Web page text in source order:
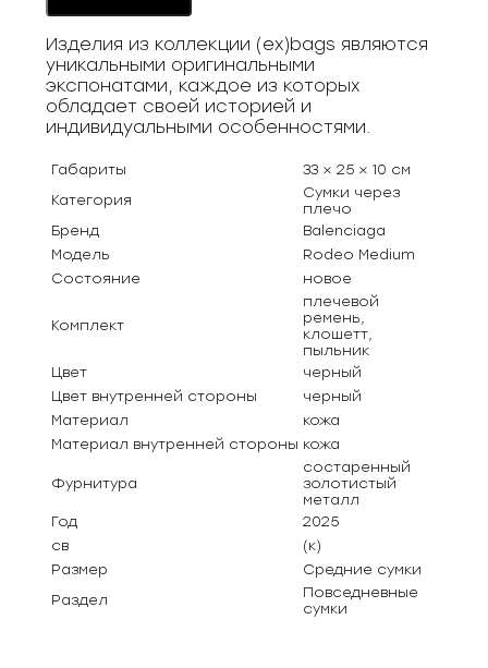
Изделия из коллекции (ex)bags являются
уникальными оригинальными
экспонатами, каждое из которых
обладает своей историей и
индивидуальными особенностями.
Габариты
33 × 25 × 10 см
Категория
Сумки через
плечо
Бренд
Balenciaga
Модель
Rodeo Medium
Состояние
новое
Комплект
плечевой
ремень,
клошетт,
пыльник
Цвет
черный
Цвет внутренней стороны
черный
Материал
кожа
Материал внутренней стороны кожа
Фурнитура
состаренный
золотистый
металл
Год
2025
св
(к)
Размер
Средние сумки
Раздел
Повседневные
сумки